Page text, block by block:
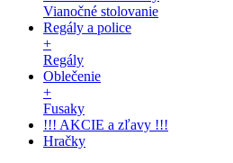
Vianočné stolovanie
Regály a police
+
Regály
Oblečenie
+
Fusaky
!!! AKCIE a zľavy !!!
Hračky